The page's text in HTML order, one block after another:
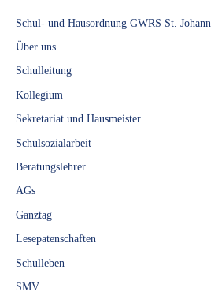
Schul- und Hausordnung GWRS St. Johann
Über uns
Schulleitung
Kollegium
Sekretariat und Hausmeister
Schulsozialarbeit
Beratungslehrer
AGs
Ganztag
Lesepatenschaften
Schulleben
SMV